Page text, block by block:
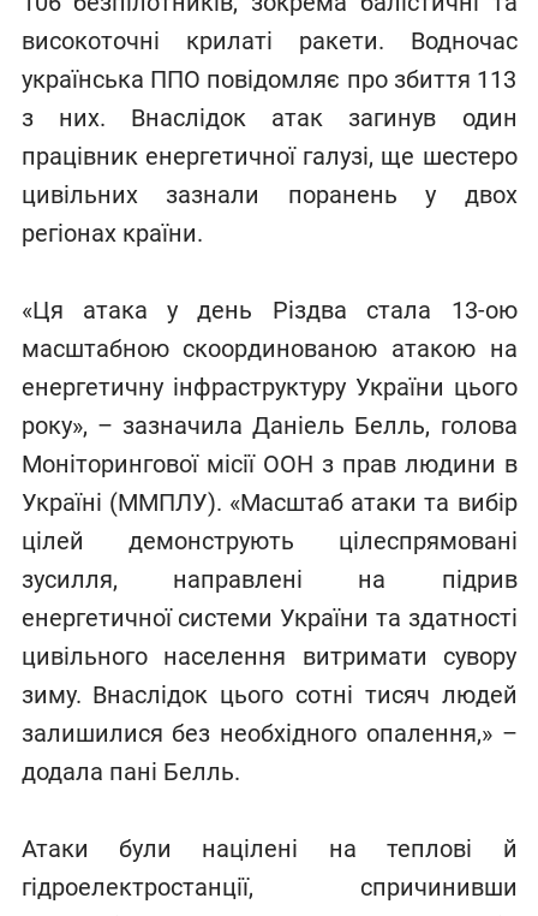
високоточні крилаті ракети. Водночас
українська ППО повідомляє про збиття 113
з них. Внаслідок атак загинув один
працівник енергетичної галузі, ще шестеро
цивільних зазнали поранень у двох
регіонах країни.
«Ця атака у день Різдва стала 13-ою
масштабною скоординованою атакою на
енергетичну інфраструктуру України цього
року», – зазначила Даніель Белль, голова
Моніторингової місії ООН з прав людини в
Україні (ММПЛУ). «Масштаб атаки та вибір
цілей демонструють цілеспрямовані
зусилля, направлені на підрив
енергетичної системи України та здатності
цивільного населення витримати сувору
зиму. Внаслідок цього сотні тисяч людей
залишилися без необхідного опалення,» –
додала пані Белль.
Атаки були націлені на теплові й
гідроелектростанції, спричинивши